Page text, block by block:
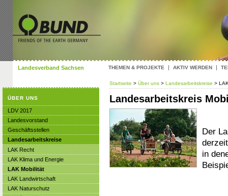
Landesverband Sachsen
Startseite > Über uns > Landesarbeitskreise >
Landesarbeitskreis
Der
in
ÜBER UNS
LDV 2017
Landesvorstand
Geschäftsstellen
Landesarbeitskreise
LAK Recht
LAK Klima und Energie
LAK Mobilität
LAK Landwirtschaft
LAK Naturschutz
THEMEN & PROJEKTE AKTIV WERDEN